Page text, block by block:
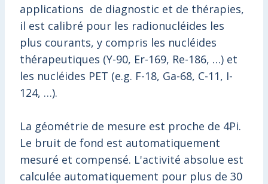
applications de diagnostic et de thérapies,
il est calibré pour les radionucléides les
plus courants, y compris les nucléides
thérapeutiques (Y-90, Er-169, Re-186, …) et
les nucléides PET (e.g. F-18, Ga-68, C-11, I-
124, …).
La géométrie de mesure est proche de 4Pi.
Le bruit de fond est automatiquement
mesuré et compensé. L'activité absolue est
calculée automatiquement pour plus de 30